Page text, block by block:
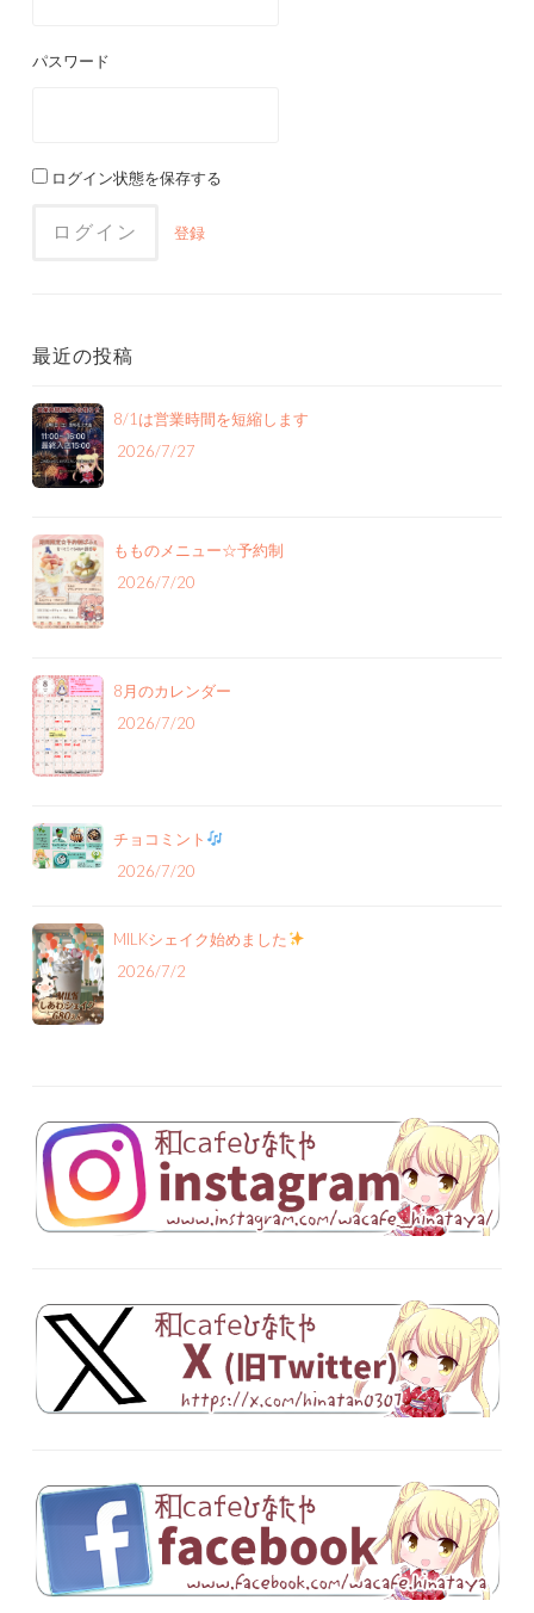
パスワード
ログイン状態を保存する
登録
最近の投稿
8/1は営業時間を短縮します
2026/7/27
もものメニュー‪☆予約制
2026/7/20
8月のカレンダー
2026/7/20
チョコミント
2026/7/20
MILKシェイク始めました
2026/7/2